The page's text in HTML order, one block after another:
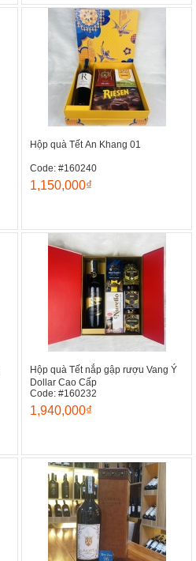
Hộp quà Tết An Khang 01
Code: #160240
1,150,000₫
Hộp quà Tết nắp gập rượu Vang Ý
Dollar Cao Cấp
Code: #160232
1,940,000₫